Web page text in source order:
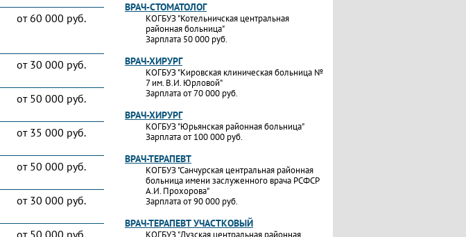
от 60 000 руб.
от 30 000 руб.
от 50 000 руб.
от 35 000 руб.
от 50 000 руб.
от 30 000 руб.
от 50 000 руб.
ВРАЧ-СТОМАТОЛОГ
КОГБУЗ "Котельничская центральная
районная больница"
Зарплата 50 000 руб.
ВРАЧ-ХИРУРГ
КОГБУЗ "Кировская клиническая больница №
7 им. В.И. Юрловой"
Зарплата от 70 000 руб.
ВРАЧ-ХИРУРГ
КОГБУЗ "Юрьянская районная больница"
Зарплата от 100 000 руб.
ВРАЧ-ТЕРАПЕВТ
КОГБУЗ "Санчурская центральная районная
больница имени заслуженного врача РСФСР
А.И. Прохорова"
Зарплата от 90 000 руб.
ВРАЧ-ТЕРАПЕВТ УЧАСТКОВЫЙ
КОГБУЗ "Лузская центральная районная